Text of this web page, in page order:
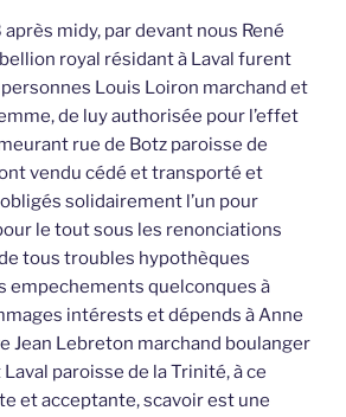
midy, par devant nous René
royal résidant à Laval furent
Louis Loiron marchand et
de luy authorisée pour l’effet
rue de Botz paroisse de
vendu cédé et transporté et
solidairement l’un pour
le tout sous les renonciations
tous troubles hypothèques
empechements quelconques à
intérests et dépends à Anne
Jean Lebreton marchand boulanger
paroisse de la Trinité, à ce
et acceptante, scavoir est une